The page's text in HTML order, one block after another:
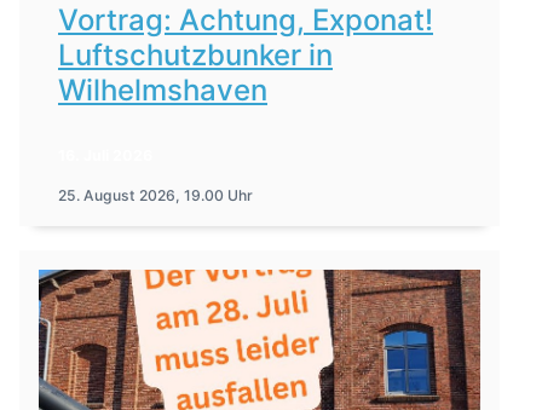
Vortrag: Achtung, Exponat!
Luftschutzbunker in
Wilhelmshaven
25. August 2026, 19.00 Uhr